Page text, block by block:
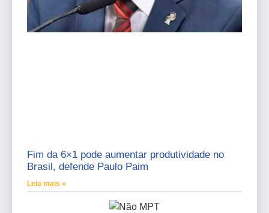
Fim da 6×1 pode aumentar produtividade no
Brasil, defende Paulo Paim
Leia mais »